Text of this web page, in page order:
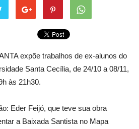
expõe trabalhos de ex-alunos do
Santa Cecília, de 24/10 a 08/11,
às 21h30.
Eder Feijó, que teve sua obra
a Baixada Santista no Mapa